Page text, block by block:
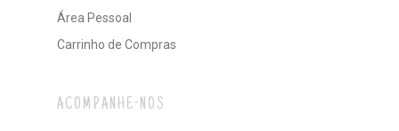
Área Pessoal
Carrinho de Compras
ACOMPANHE-NOS